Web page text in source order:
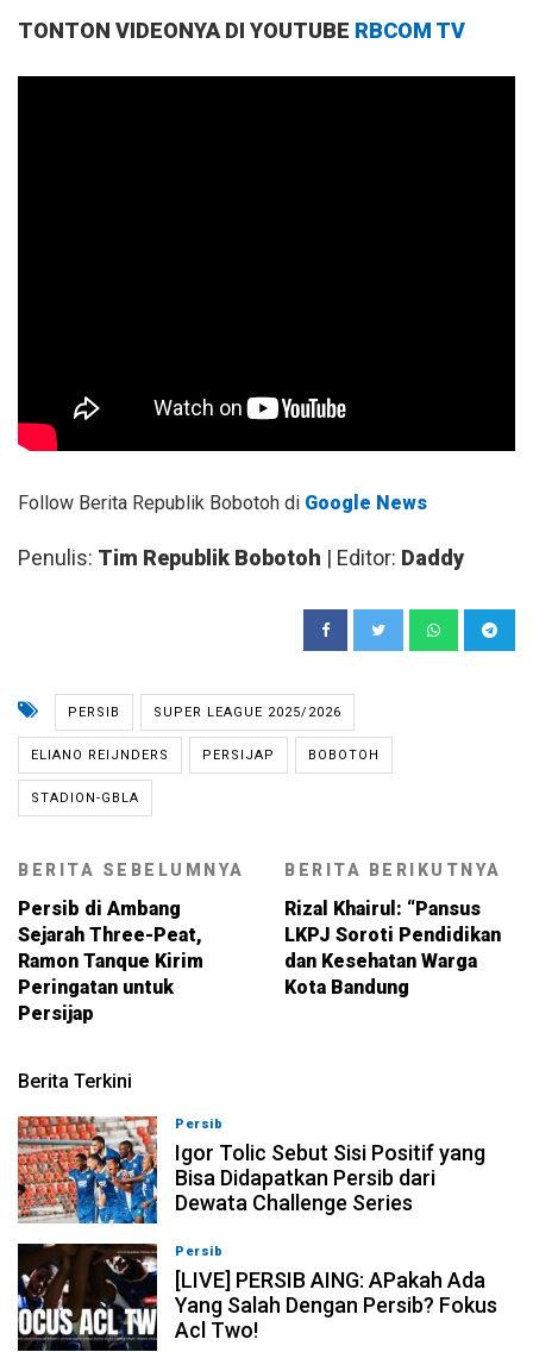
TONTON VIDEONYA DI YOUTUBE RBCOM TV
Follow Berita Republik Bobotoh di Google News
Penulis: Tim Republik Bobotoh | Editor: Daddy
PERSIB SUPER LEAGUE 2025/2026
ELIANO REIJNDERS PERSIJAP BOBOTOH
STADION-GBLA
BERITA SEBELUMNYA
Persib di Ambang
Sejarah Three-Peat,
Ramon Tanque Kirim
Peringatan untuk
Persijap
BERITA BERIKUTNYA
Rizal Khairul: “Pansus
LKPJ Soroti Pendidikan
dan Kesehatan Warga
Kota Bandung
Berita Terkini
Persib
Igor Tolic Sebut Sisi Positif yang
Bisa Didapatkan Persib dari
Dewata Challenge Series
Persib
[LIVE] PERSIB AING: APakah Ada
Yang Salah Dengan Persib? Fokus
Acl Two!